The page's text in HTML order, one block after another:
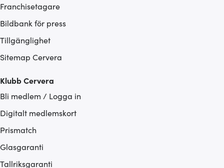
Franchisetagare
Bildbank för press
Tillgänglighet
Sitemap Cervera
Klubb Cervera
Bli medlem / Logga in
Digitalt medlemskort
Prismatch
Glasgaranti
Tallriksgaranti